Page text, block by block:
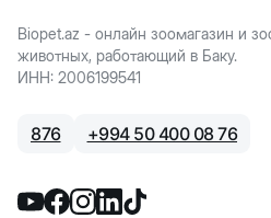
Biopet.az - онлайн зоомагазин и
животных, работающий в Баку.
ИНН: 2006199541
876 +994 50 400 08 76